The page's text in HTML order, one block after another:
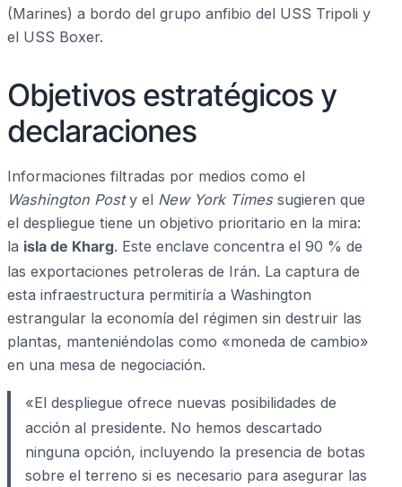
(Marines) a bordo del grupo anfibio del USS Tripoli y
el USS Boxer.
Objetivos estratégicos y
declaraciones
Informaciones filtradas por medios como el
Washington Posty el New York Timessugieren que
el despliegue tiene un objetivo prioritario en la mira:
la isla de Kharg. Este enclave concentra el 90 % de
las exportaciones petroleras de Irán. La captura de
esta infraestructura permitiría a Washington
estrangular la economía del régimen sin destruir las
plantas, manteniéndolas como «moneda de cambio»
en una mesa de negociación.
«El despliegue ofrece nuevas posibilidades de
acción al presidente. No hemos descartado
ninguna opción, incluyendo la presencia de botas
sobre el terreno si es necesario para asegurar las